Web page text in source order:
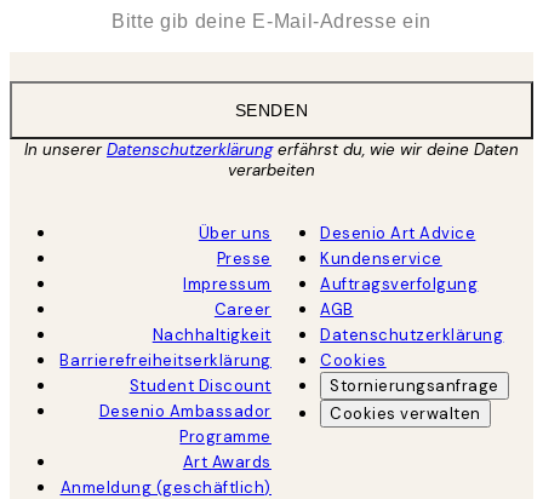
SENDEN
In unsererDatenschutzerklärungerfährst du, wie wir deine Daten
verarbeiten
Über uns
Presse
Impressum
Career
Nachhaltigkeit
Barrierefreiheitserklärung
Student Discount
Desenio Ambassador
Programme
Art Awards
Anmeldung (geschäftlich)
Desenio Art Advice
Kundenservice
Auftragsverfolgung
AGB
Datenschutzerklärung
Cookies
Stornierungsanfrage
Cookies verwalten